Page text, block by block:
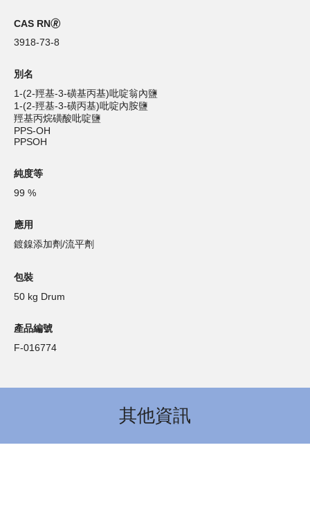
CAS RN🄬
3918-73-8
別名
1-(2-羥基-3-磺基丙基)吡啶翁內鹽
1-(2-羥基-3-磺丙基)吡啶內胺鹽
羥基丙烷磺酸吡啶鹽
PPS-OH
PPSOH
純度等
99 %
應用
鍍鎳添加劑/流平劑
包裝
50 kg Drum
產品編號
F-016774
其他資訊